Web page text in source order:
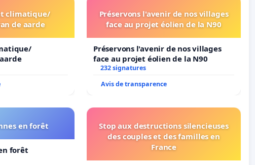
climatique/
de aarde
Préservons l'avenir de nos villages
face au projet éolien de la N90
Préservons l'avenir de nos villages
face au projet éolien de la N90
232 signatures
Avis de transparence
en forêt
forêt
Stop aux destructions silencieuses
des couples et des familles en
France